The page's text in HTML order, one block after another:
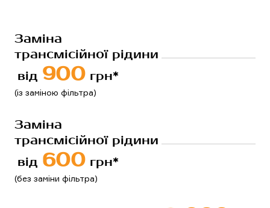
Заміна
трансмісійної рідини
від 900 грн*
(із заміною фільтра)
Заміна
трансмісійної рідини
від 600 грн*
(без заміни фільтра)